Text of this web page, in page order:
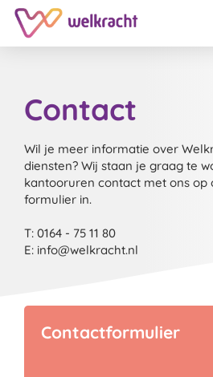
Contact
Wil je meer informatie over
diensten? Wij staan je graag te
kantooruren contact met ons op
formulier in.
T: 0164 - 75 11 80
E: info@welkracht.nl
Contactformulier